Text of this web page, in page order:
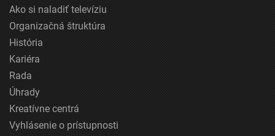
Ako si naladiť televíziu
Organizačná štruktúra
História
Kariéra
Rada
Úhrady
Kreatívne centrá
Vyhlásenie o prístupnosti